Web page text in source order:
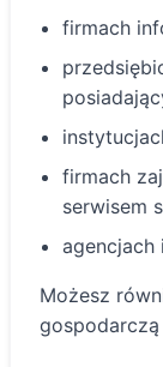
firmach
firmach
serwisem
agencjach
Możesz
gospodarczą